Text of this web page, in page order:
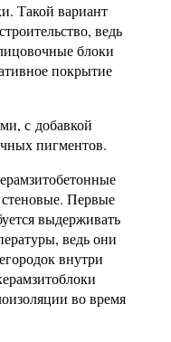
Такой вариант
ведь
блоки
покрытие
с добавкой
пигментов.
Первые
выдерживать
ведь они
внутри
во время